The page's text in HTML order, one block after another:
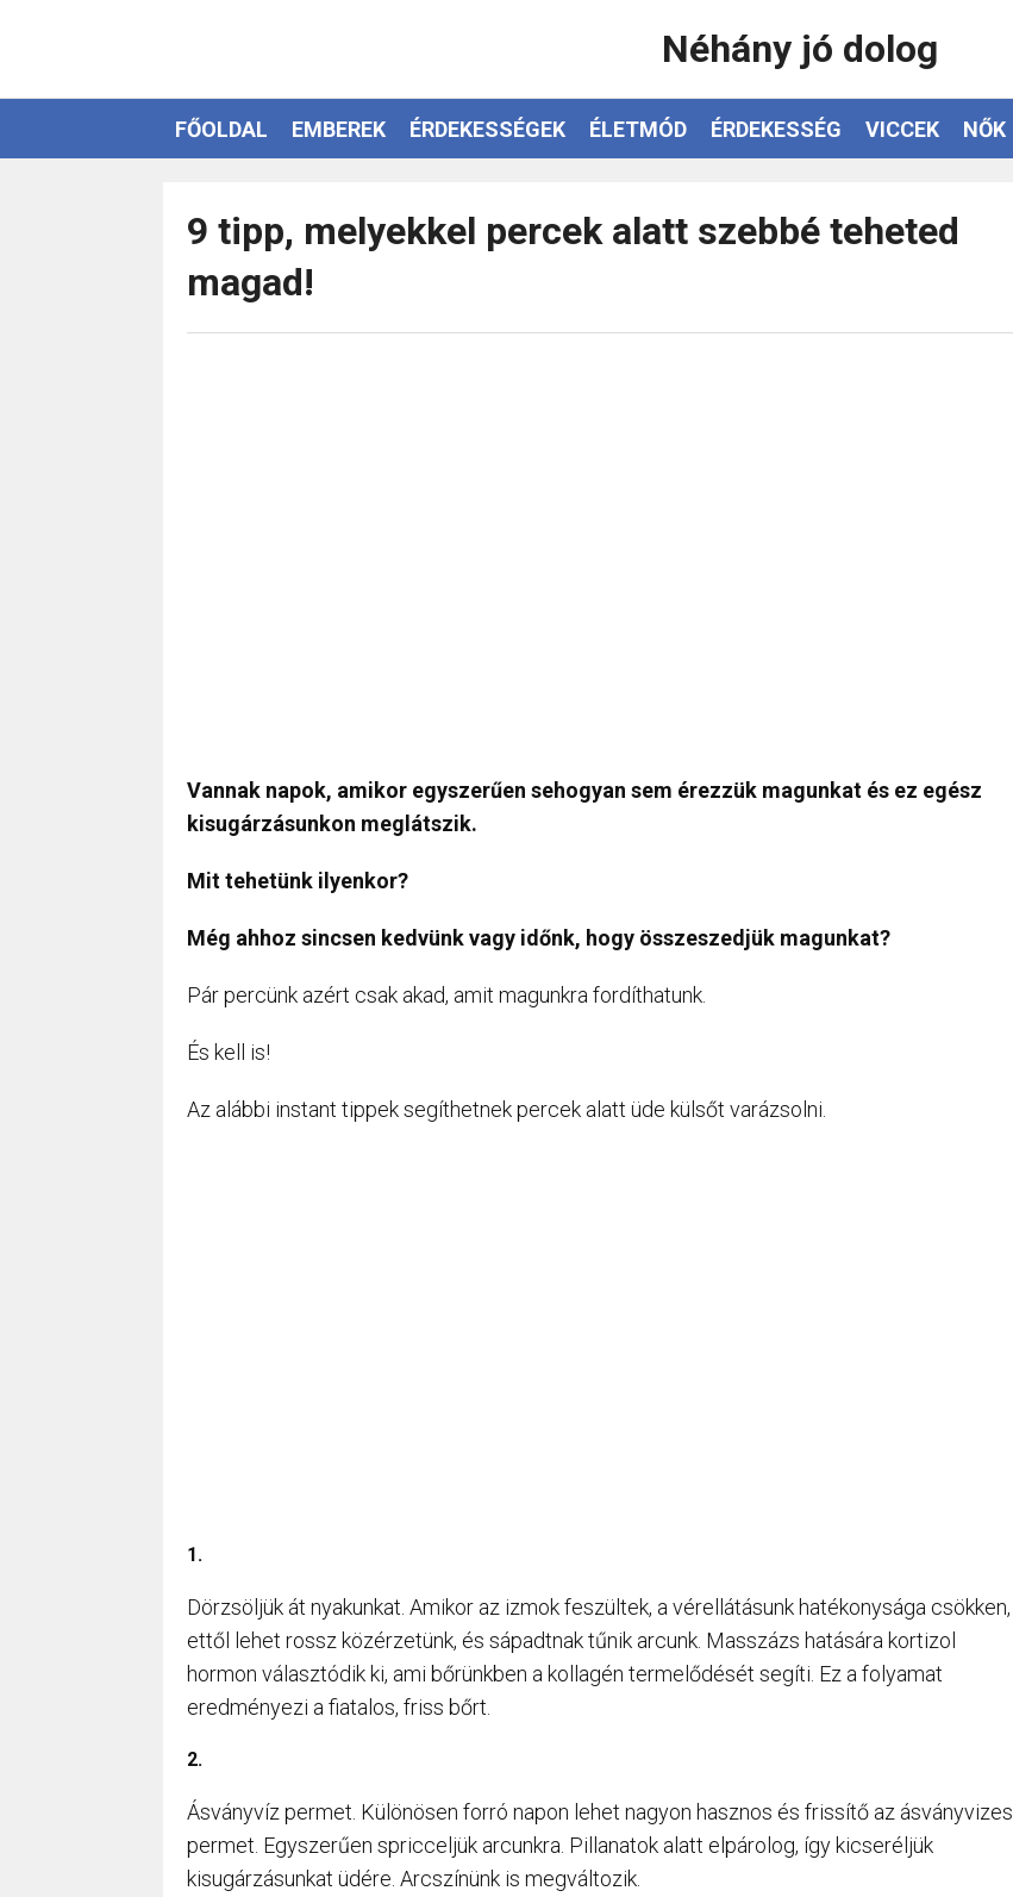
Néhány jó dolog
FŐOLDAL EMBEREK ÉRDEKESSÉGEK ÉLETMÓD ÉRDEKESSÉG VICCEK NŐK
9 tipp, melyekkel percek alatt szebbé teheted
magad!
Vannak napok, amikor egyszerűen sehogyan sem érezzük magunkat és ez egész
kisugárzásunkon meglátszik.
Mit tehetünk ilyenkor?
Még ahhoz sincsen kedvünk vagy időnk, hogy összeszedjük magunkat?
Pár percünk azért csak akad, amit magunkra fordíthatunk.
És kell is!
Az alábbi instant tippek segíthetnek percek alatt üde külsőt varázsolni.
1.
Dörzsöljük át nyakunkat. Amikor az izmok feszültek, a vérellátásunk hatékonysága csökken,
ettől lehet rossz közérzetünk, és sápadtnak tűnik arcunk. Masszázs hatására kortizol
hormon választódik ki, ami bőrünkben a kollagén termelődését segíti. Ez a folyamat
eredményezi a fiatalos, friss bőrt.
2.
Ásványvíz permet. Különösen forró napon lehet nagyon hasznos és frissítő az ásványvizes
permet. Egyszerűen spricceljük arcunkra. Pillanatok alatt elpárolog, így kicseréljük
kisugárzásunkat üdére. Arcszínünk is megváltozik.